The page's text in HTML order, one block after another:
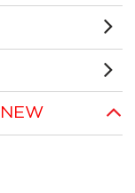
NEW